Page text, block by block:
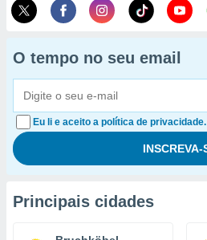
O tempo no seu email
Eu li e aceito a política de privacidade.
Principais cidades